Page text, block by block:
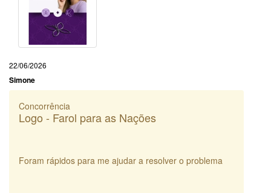
22/06/2026
Simone
Concorrência
Logo - Farol para as Nações
Foram rápidos para me ajudar a resolver o problema